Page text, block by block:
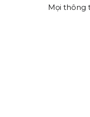
Mọi thông